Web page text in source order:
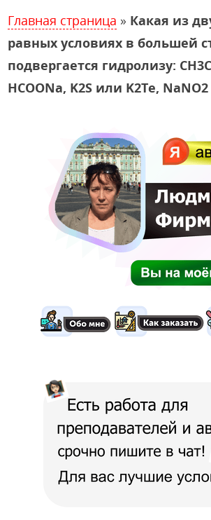
Главная страница » Какая из
равных условиях в большей
подвергается гидролизу:
HCOONa, K2S или K2Te,